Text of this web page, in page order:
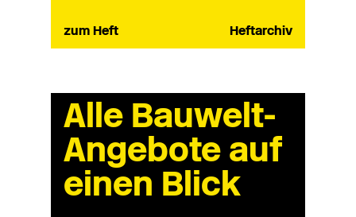
zum Heft Heftarchiv
Alle Bauwelt-
Angebote auf
einen Blick